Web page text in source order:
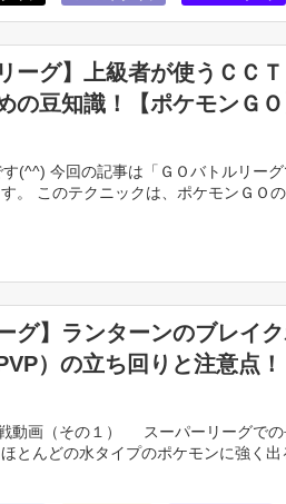
ーグ】上級者が使うＣＣ
の豆知識！【ポケモンＧＯ
(^^) 今回の記事は「ＧＯバトルリー
。 このテクニックは、ポケモンＧＯ
グ】ランターンのブレイ
）の立ち回りと注意点
画（その１） スーパーリーグでの
とんどの水タイプのポケモンに強く